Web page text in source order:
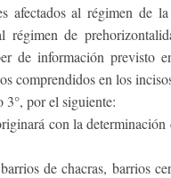
afectados al régimen de
régimen de
de información previsto
comprendidos en los
por el siguiente:
con la determinación
de chacras, barrios